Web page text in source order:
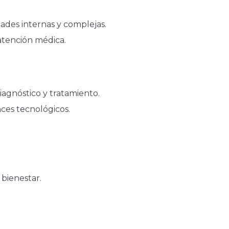
internas y complejas.
médica.
y tratamiento.
tecnológicos.